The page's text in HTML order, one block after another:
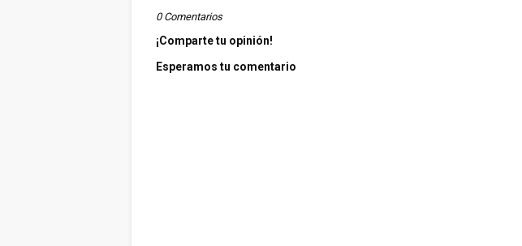
0 Comentarios
¡Comparte tu opinión!
Esperamos tu comentario